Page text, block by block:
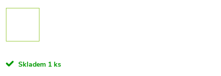
Skladem 1 ks